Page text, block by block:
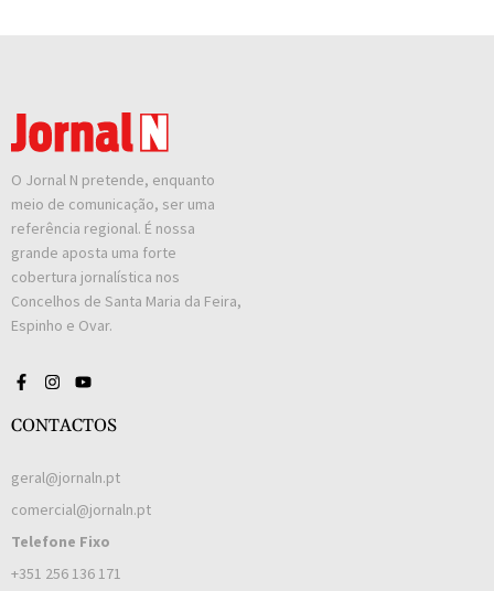
O Jornal N pretende, enquanto
meio de comunicação, ser uma
referência regional. É nossa
grande aposta uma forte
cobertura jornalística nos
Concelhos de Santa Maria da Feira,
Espinho e Ovar.
CONTACTOS
geral@jornaln.pt
comercial@jornaln.pt
Telefone Fixo
+351 256 136 171